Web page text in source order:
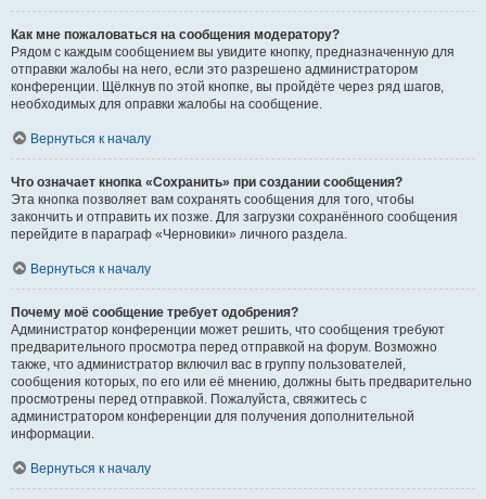
Как мне пожаловаться на сообщения модератору?
Рядом с каждым сообщением вы увидите кнопку, предназначенную для
отправки жалобы на него, если это разрешено администратором
конференции. Щёлкнув по этой кнопке, вы пройдёте через ряд шагов,
необходимых для оправки жалобы на сообщение.
Вернуться к началу
Что означает кнопка «Сохранить» при создании сообщения?
Эта кнопка позволяет вам сохранять сообщения для того, чтобы
закончить и отправить их позже. Для загрузки сохранённого сообщения
перейдите в параграф «Черновики» личного раздела.
Вернуться к началу
Почему моё сообщение требует одобрения?
Администратор конференции может решить, что сообщения требуют
предварительного просмотра перед отправкой на форум. Возможно
также, что администратор включил вас в группу пользователей,
сообщения которых, по его или её мнению, должны быть предварительно
просмотрены перед отправкой. Пожалуйста, свяжитесь с
администратором конференции для получения дополнительной
информации.
Вернуться к началу